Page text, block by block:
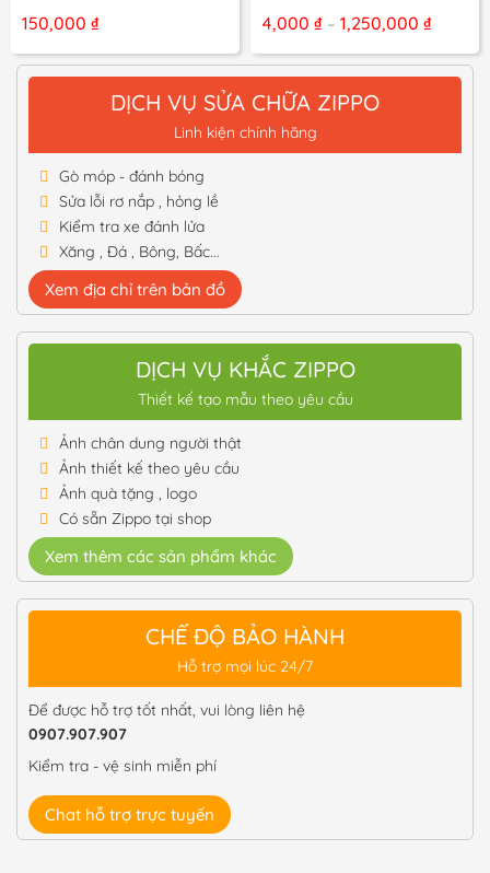
150,000 ₫ 4,000 ₫ – 1,250,000 ₫Khoảng
từ
4,000 ₫
DỊCH VỤ SỬA CHỮA ZIPPO
Linh kiện chính hãng
Gò móp - đánh bóng
Sửa lỗi rơ nắp , hỏng lề
Kiểm tra xe đánh lửa
Xăng , Đá , Bông, Bấc...
Xem địa chỉ trên bản đồ
DỊCH VỤ KHẮC ZIPPO
Thiết kế tạo mẫu theo yêu cầu
Ảnh chân dung người thật
Ảnh thiết kế theo yêu cầu
Ảnh quà tặng , logo
Có sẵn Zippo tại shop
Xem thêm các sản phẩm khác
CHẾ ĐỘ BẢO HÀNH
Hỗ trợ mọi lúc 24/7
Để được hỗ trợ tốt nhất, vui lòng liên hệ
0907.907.907
Kiểm tra - vệ sinh miễn phí
Chat hỗ trợ trực tuyến